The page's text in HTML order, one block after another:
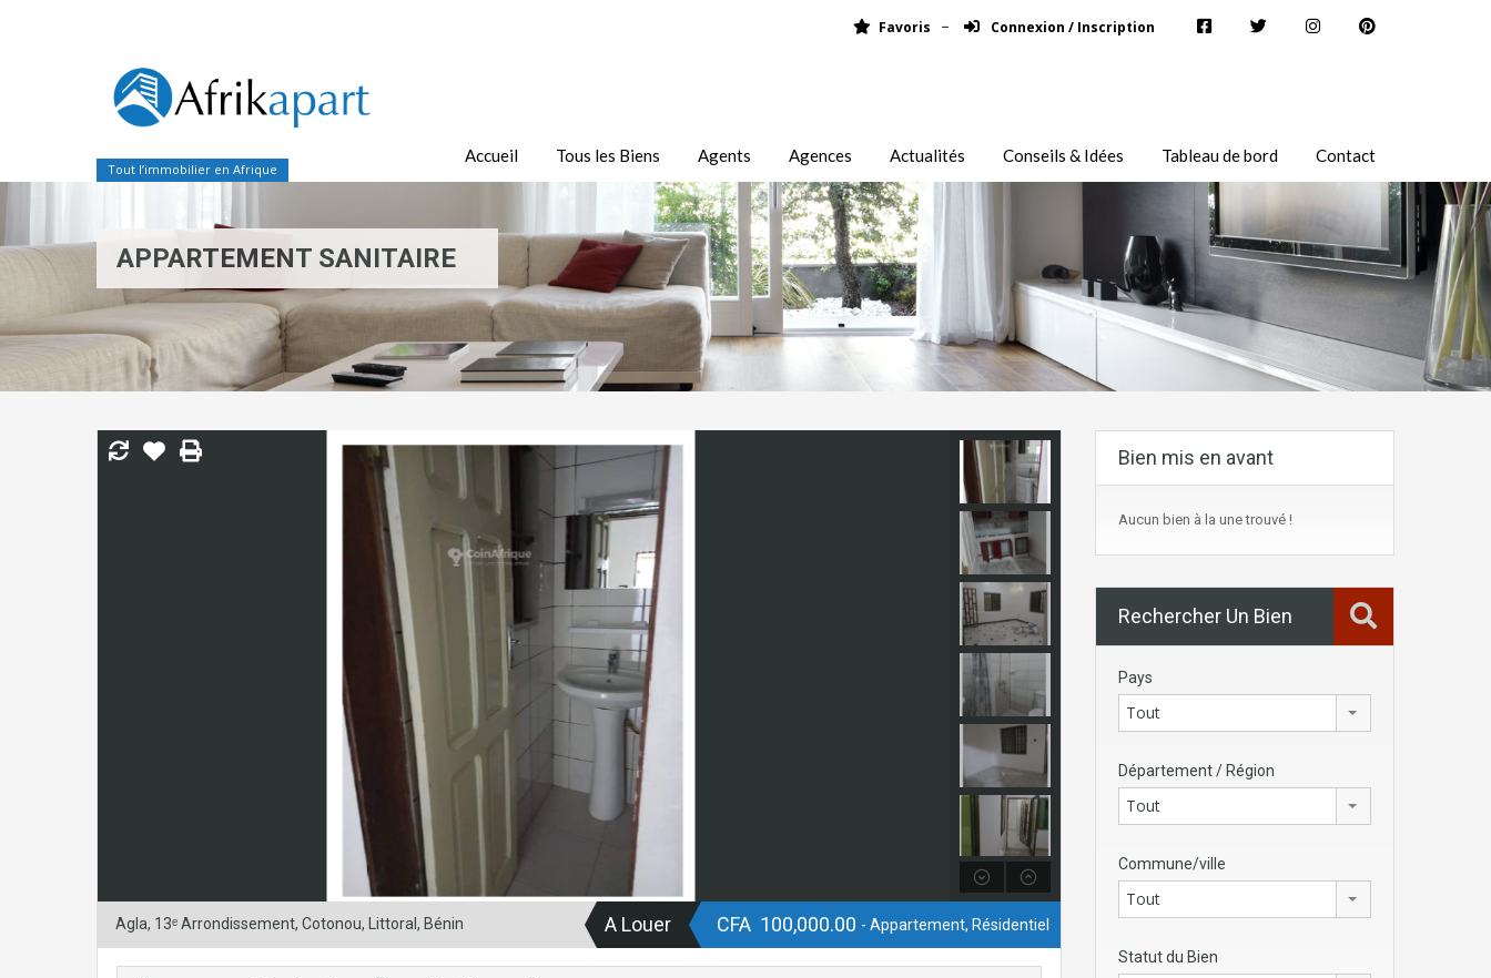
Favoris Connexion / Inscription
Tout l’immobilier en Afrique
Accueil Tous les Biens Agents Agences Actualités Conseils & Idées Tableau de bord Contact
APPARTEMENT SANITAIRE
Agla, 13ᵉ Arrondissement, Cotonou, Littoral, Bénin A Louer CFA 100,000.00 - Appartement, Résidentiel
Bien mis en avant
Aucun bien à la une trouvé !
Rechercher Un Bien
Pays
Tout
Département / Région
Tout
Commune/ville
Tout
Statut du Bien